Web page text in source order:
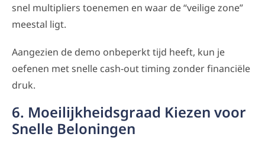
snel multipliers toenemen en waar de “veilige zone”
meestal ligt.
Aangezien de demo onbeperkt tijd heeft, kun je
oefenen met snelle cash‑out timing zonder financiële
druk.
6. Moeilijkheidsgraad Kiezen voor
Snelle Beloningen